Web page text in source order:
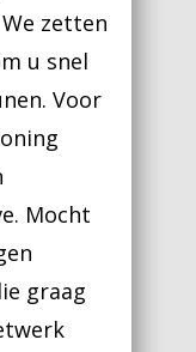
zetten
u snel
Voor
Mocht
graag